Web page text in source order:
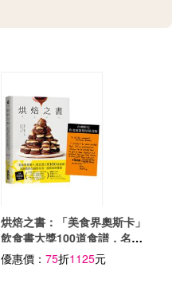
烘焙之書：「美食界奧斯卡」
飲食書大獎100道食譜，名廚
教你在廚房玩出一流烘焙的要
素！（台灣限定：作者親簽精
優惠價：75折1125元